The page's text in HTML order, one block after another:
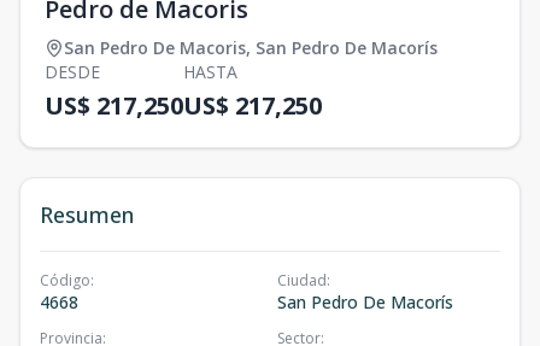
Pedro de Macoris
San Pedro De Macoris, San Pedro De Macorís
DESDE
US$ 217,250
HASTA
US$ 217,250
Resumen
Código:
4668
Ciudad:
San Pedro De Macorís
Provincia: Sector: